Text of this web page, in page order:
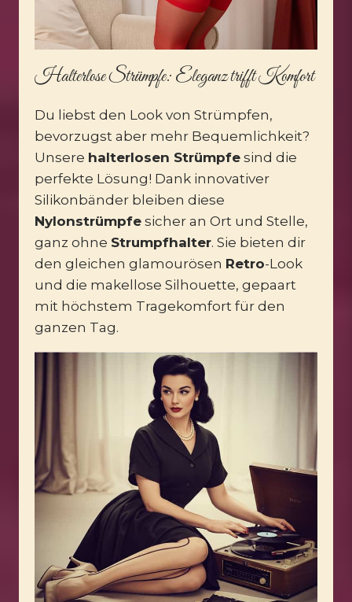
Halterlose Strümpfe: Eleganz trifft Komfort
Du liebst den Look von Strümpfen,
bevorzugst aber mehr Bequemlichkeit?
Unsere halterlosen Strümpfe sind die
perfekte Lösung! Dank innovativer
Silikonbänder bleiben diese
Nylonstrümpfe sicher an Ort und Stelle,
ganz ohne Strumpfhalter. Sie bieten dir
den gleichen glamourösen Retro-Look
und die makellose Silhouette, gepaart
mit höchstem Tragekomfort für den
ganzen Tag.